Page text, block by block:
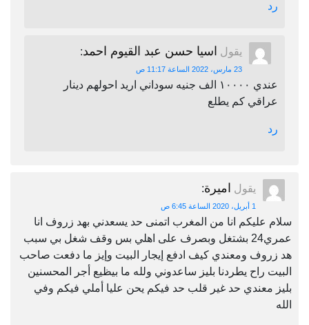
رد
يقول اسيا حسن عبد القيوم احمد:
23 مارس، 2022 الساعة 11:17 ص
عندي ١٠٠٠٠ الف جنيه سوداني اريد احولهم دينار
عراقي كم يطلع
رد
يقول اميرة:
1 أبريل، 2020 الساعة 6:45 ص
سلام عليكم انا من المغرب اتمنى حد يسعدني بهد زروف انا
عمري24 بشتغل وبصرف على اهلي بس وقف شغل بي سبب
هد زروف ومعندي كيف ادفع إيجار البيت وإيز ما دفعت صاحب
البيت راح يطردنا بليز ساعدوني ولله ما بيظيع أجر المحسنين
بليز معندي حد غير قلب حد فيكم يحن عليا أملي فيكم وفي
الله